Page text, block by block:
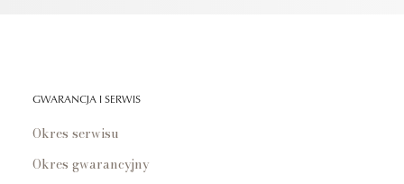
GWARANCJA I SERWIS
Okres serwisu
Okres gwarancyjny